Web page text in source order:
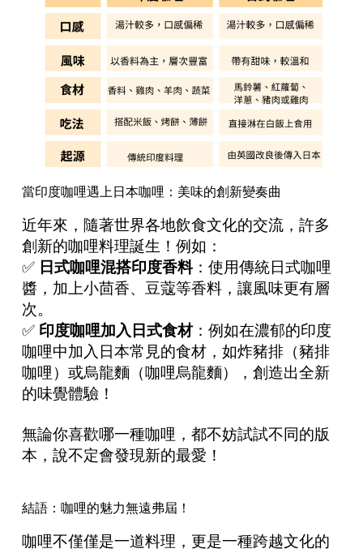
當印度咖哩遇上日本咖哩：美味的創新變奏曲
近年來，隨著世界各地飲食文化的交流，許多
創新的咖哩料理誕生！例如：
✅ 日式咖哩混搭印度香料：使用傳統日式咖哩
醬，加上小茴香、豆蔻等香料，讓風味更有層
次。
✅ 印度咖哩加入日式食材：例如在濃郁的印度
咖哩中加入日本常見的食材，如炸豬排（豬排
咖哩）或烏龍麵（咖哩烏龍麵），創造出全新
的味覺體驗！
無論你喜歡哪一種咖哩，都不妨試試不同的版
本，說不定會發現新的最愛！
結語：咖哩的魅力無遠弗屆！
咖哩不僅僅是一道料理，更是一種跨越文化的